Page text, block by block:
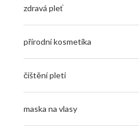
zdravá pleť
přírodní kosmetika
čištění pleti
maska na vlasy